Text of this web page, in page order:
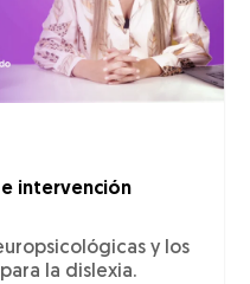
intervención
y los
la dislexia.